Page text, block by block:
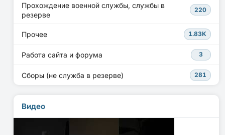
Прохождение военной службы, службы в
резерве
220
Прочее 1.83K
Работа сайта и форума 3
Сборы (не служба в резерве) 281
Видео